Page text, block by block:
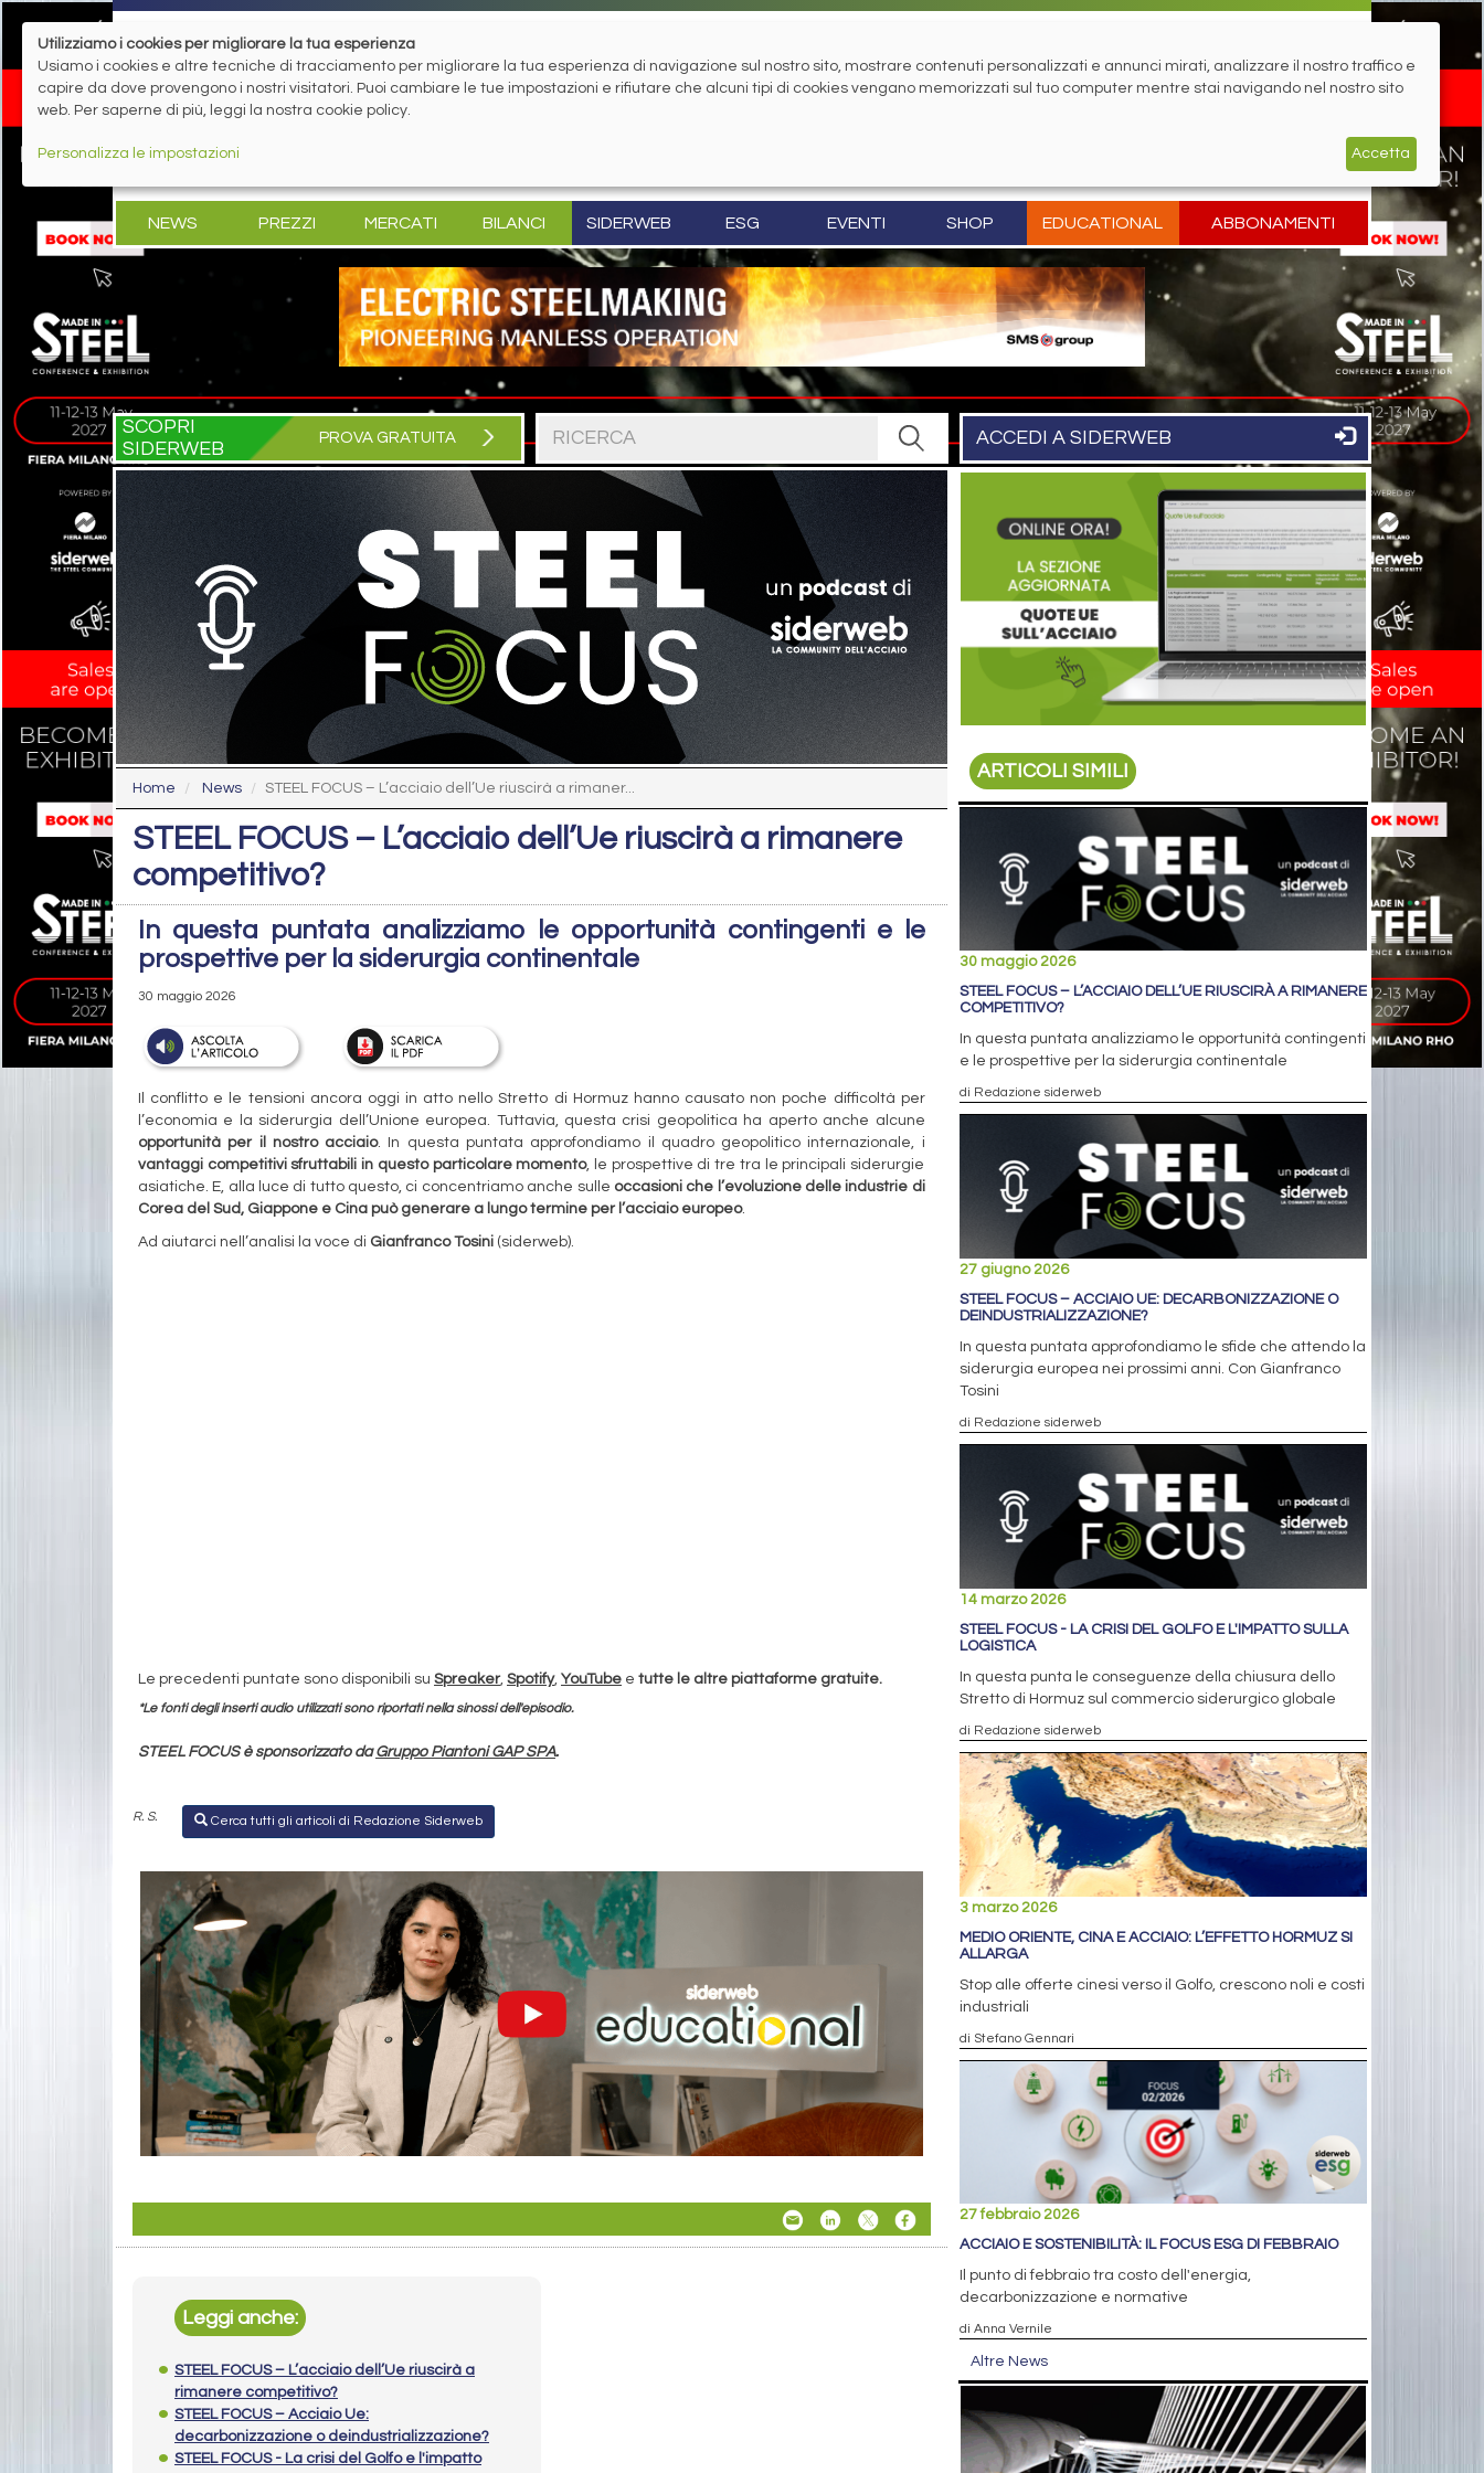
NEWS PREZZI MERCATI BILANCI SIDERWEB ESG EVENTI SHOP EDUCATIONAL ABBONAMENTI
SCOPRI
SIDERWEB
PROVA GRATUITA ACCEDI A SIDERWEB
Home News STEEL FOCUS – L’acciaio dell’Ue riuscirà a rimaner...
STEEL FOCUS – L’acciaio dell’Ue riuscirà a rimanere
competitivo?
In questa puntata analizziamo le opportunità contingenti e le
prospettive per la siderurgia continentale
30 maggio 2026
Il conflitto e le tensioni ancora oggi in atto nello Stretto di Hormuz hanno causato non poche difficoltà per
l’economia e la siderurgia dell’Unione europea. Tuttavia, questa crisi geopolitica ha aperto anche alcune
opportunità per il nostro acciaio. In questa puntata approfondiamo il quadro geopolitico internazionale, i
vantaggi competitivi sfruttabili in questo particolare momento, le prospettive di tre tra le principali siderurgie
asiatiche. E, alla luce di tutto questo, ci concentriamo anche sulle occasioni che l’evoluzione delle industrie di
Corea del Sud, Giappone e Cina può generare a lungo termine per l’acciaio europeo.
Ad aiutarci nell’analisi la voce di Gianfranco Tosini (siderweb).
Le precedenti puntate sono disponibili su Spreaker, Spotify, YouTube e tutte le altre piattaforme gratuite.
*Le fonti degli inserti audio utilizzati sono riportati nella sinossi dell'episodio.
STEEL FOCUS è sponsorizzato daGruppo Piantoni GAP SPA.
R. S. Cerca tutti gli articoli di Redazione Siderweb
Leggi anche:
STEEL FOCUS – L’acciaio dell’Ue riuscirà a
rimanere competitivo?
STEEL FOCUS – Acciaio Ue:
decarbonizzazione o deindustrializzazione?
STEEL FOCUS - La crisi del Golfo e l'impatto
ARTICOLI SIMILI
30 maggio 2026
STEEL FOCUS – L’ACCIAIO DELL’UE RIUSCIRÀ A RIMANERE
COMPETITIVO?
In questa puntata analizziamo le opportunità contingenti
e le prospettive per la siderurgia continentale
di Redazione siderweb
27 giugno 2026
STEEL FOCUS – ACCIAIO UE: DECARBONIZZAZIONE O
DEINDUSTRIALIZZAZIONE?
In questa puntata approfondiamo le sfide che attendo la
siderurgia europea nei prossimi anni. Con Gianfranco
Tosini
di Redazione siderweb
14 marzo 2026
STEEL FOCUS - LA CRISI DEL GOLFO E L'IMPATTO SULLA
LOGISTICA
In questa punta le conseguenze della chiusura dello
Stretto di Hormuz sul commercio siderurgico globale
di Redazione siderweb
3 marzo 2026
MEDIO ORIENTE, CINA E ACCIAIO: L’EFFETTO HORMUZ SI
ALLARGA
Stop alle offerte cinesi verso il Golfo, crescono noli e costi
industriali
di Stefano Gennari
27 febbraio 2026
ACCIAIO E SOSTENIBILITÀ: IL FOCUS ESG DI FEBBRAIO
Il punto di febbraio tra costo dell'energia,
decarbonizzazione e normative
di Anna Vernile
Altre News
Utilizziamo i cookies per migliorare la tua esperienza
Usiamo i cookies e altre tecniche di tracciamento per migliorare la tua esperienza di navigazione sul nostro sito, mostrare contenuti personalizzati e annunci mirati, analizzare il nostro traffico e
capire da dove provengono i nostri visitatori. Puoi cambiare le tue impostazioni e rifiutare che alcuni tipi di cookies vengano memorizzati sul tuo computer mentre stai navigando nel nostro sito
web. Per saperne di più, leggi la nostra cookie policy.
Personalizza le impostazioni Accetta